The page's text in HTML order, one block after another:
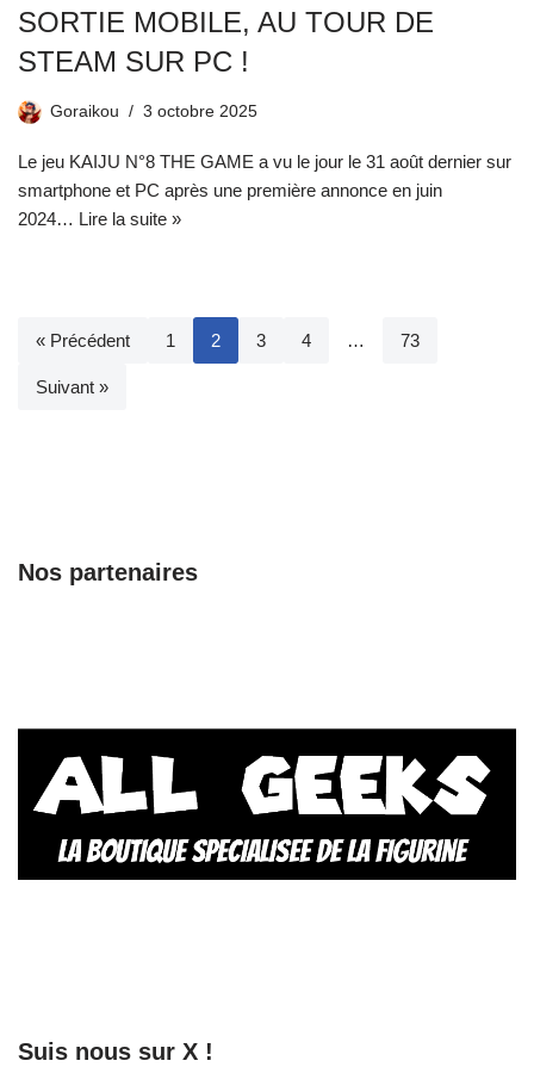
SORTIE MOBILE, AU TOUR DE
STEAM SUR PC !
Goraikou 3 octobre 2025
Le jeu KAIJU N°8 THE GAME a vu le jour le 31 août dernier sur
smartphone et PC après une première annonce en juin
2024… Lire la suite »
« Précédent 1 2 3 4 … 73
Suivant »
Nos partenaires
Suis nous sur X !